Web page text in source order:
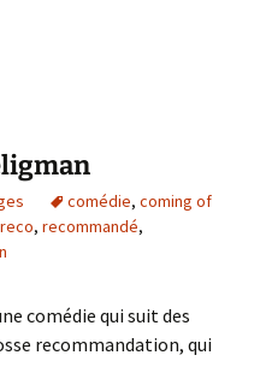
comédie, coming of
, recommandé,
comédie qui suit des
recommandation, qui